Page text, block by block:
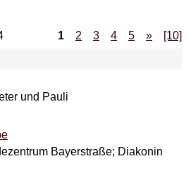
1 2 3 4 5 »
[10]
und Pauli
Bayerstraße; Diakonin